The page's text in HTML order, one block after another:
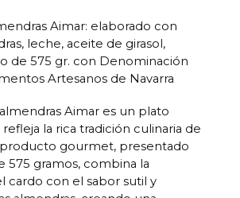
Aimar: elaborado con
leche, aceite de girasol,
de 575 gr. con Denominación
Artesanos de Navarra
Aimar es un plato
la rica tradición culinaria de
producto gourmet, presentado
575 gramos, combina la
cardo con el sabor sutil y